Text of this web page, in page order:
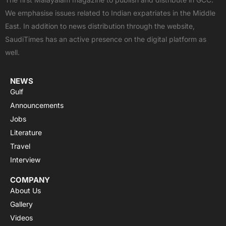
b
o
o
k
i
t
t
e
u
b
e
s
a
p
p
a
g
r
a
We emphasise issues related to Indian expatriates in the Middle
East. In addition to news distribution through the website,
SaudiTimes has an active presence on the digital platform as
well.
NEWS
Gulf
Announcements
Jobs
Literature
Travel
Interview
COMPANY
About Us
Gallery
Videos